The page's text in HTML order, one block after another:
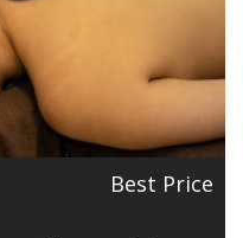
Best Price